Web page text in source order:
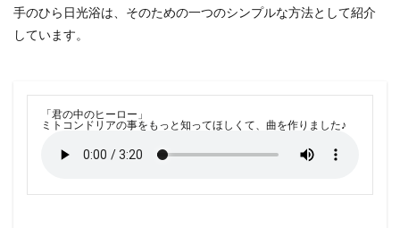
手のひら日光浴は、そのための一つのシンプルな方法として紹介
しています。
「君の中のヒーロー」
ミトコンドリアの事をもっと知ってほしくて、曲を作りました♪